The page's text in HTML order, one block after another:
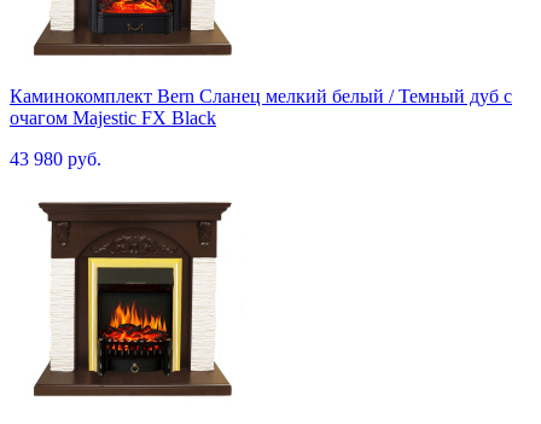
Каминокомплект Bern Сланец мелкий белый / Темный дуб с
очагом Majestic FX Black
43 980 руб.